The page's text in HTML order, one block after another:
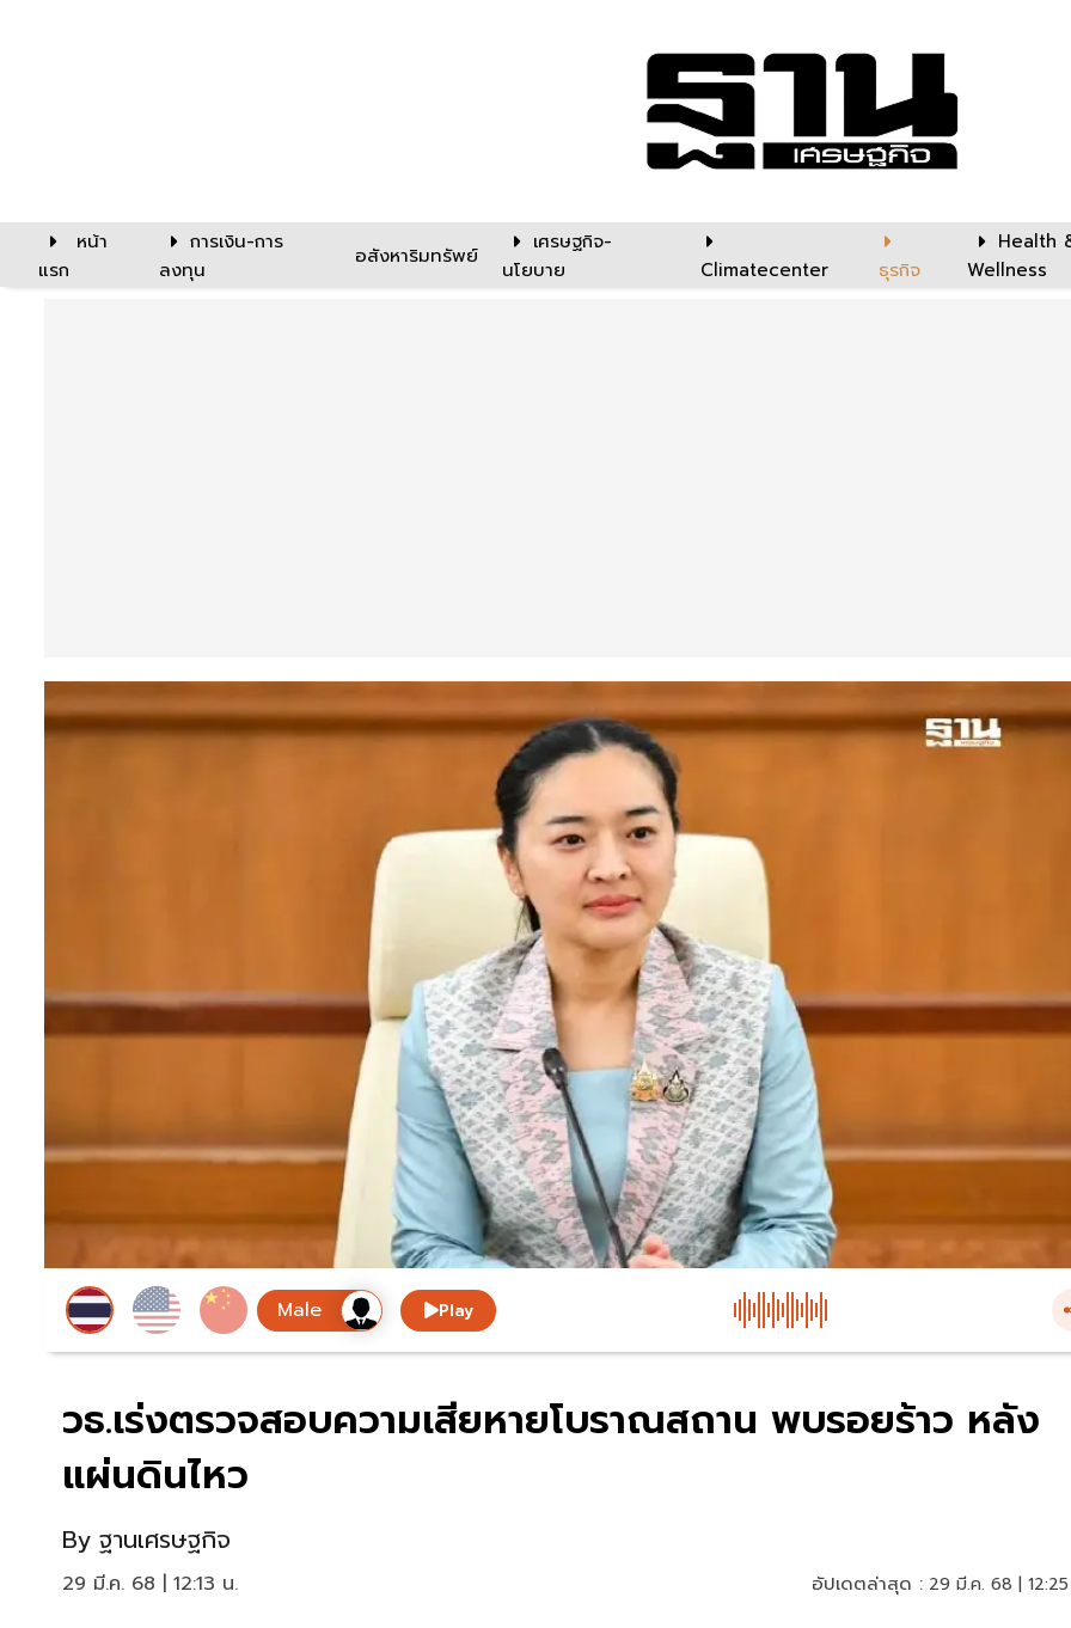
หน้า
แรก
การเงิน-การ
ลงทุน
อสังหาริมทรัพย์
เศรษฐกิจ-
นโยบาย
Climatecenter ธุรกิจ
Health
Wellness
Play
วธ.เร่งตรวจสอบความเสียหายโบราณสถาน พบรอยร้าว หลัง
แผ่นดินไหว
By ฐานเศรษฐกิจ
29 มี.ค. 68 | 12:13 น. อัปเดตล่าสุด : 29 มี.ค. 68 |